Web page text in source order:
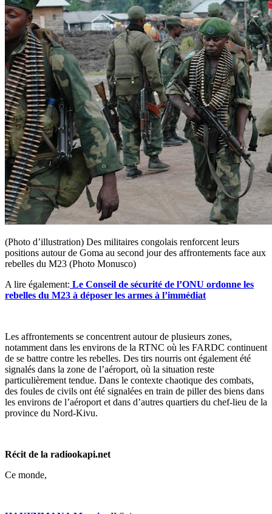
(Photo d’illustration) Des militaires congolais renforcent leurs
positions autour de Goma au second jour des affrontements face aux
rebelles du M23 (Photo Monusco)
A lire également: Le Conseil de sécurité de l’ONU ordonne les
rebelles du M23 à déposer les armes à l’immédiat
Les affrontements se concentrent autour de plusieurs zones,
notamment dans les environs de la RTNC où les FARDC continuent
de se battre contre les rebelles. Des tirs nourris ont également été
signalés dans la zone de l’aéroport, où la situation reste
particulièrement tendue. Dans le contexte chaotique des combats,
des foules de civils ont été signalées en train de piller des biens dans
les environs de l’aéroport et dans d’autres quartiers du chef-lieu de la
province du Nord-Kivu.
Récit de la radiookapi.net
Ce monde,